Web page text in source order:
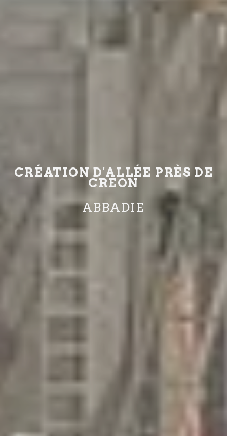
CRÉATION D'ALLÉE PRÈS DE
CRÉON
ABBADIE